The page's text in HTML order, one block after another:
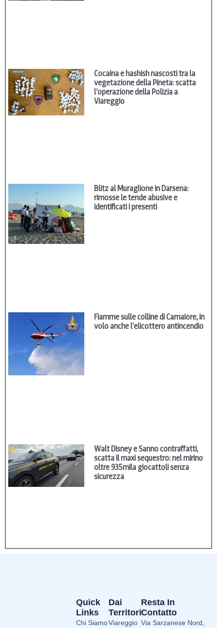
Cocaina e hashish nascosti tra la
vegetazione della Pineta: scatta
l’operazione della Polizia a
Viareggio
Blitz al Muraglione in Darsena:
rimosse le tende abusive e
identificati i presenti
Fiamme sulle colline di Camaiore, in
volo anche l’elicottero antincendio
Walt Disney e Sanno contraffatti,
scatta il maxi sequestro: nel mirino
oltre 935mila giocattoli senza
sicurezza
Dai
Territori
Viareggio
Quick
Links
Chi Siamo
Resta In
Contatto
Via Sarzanese Nord,